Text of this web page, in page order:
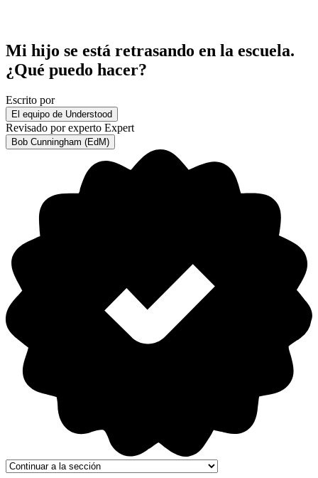
Mi hijo se está retrasando en la escuela.
¿Qué puedo hacer?
Escrito por
El equipo de Understood
Revisado por experto Expert
Bob Cunningham (EdM)